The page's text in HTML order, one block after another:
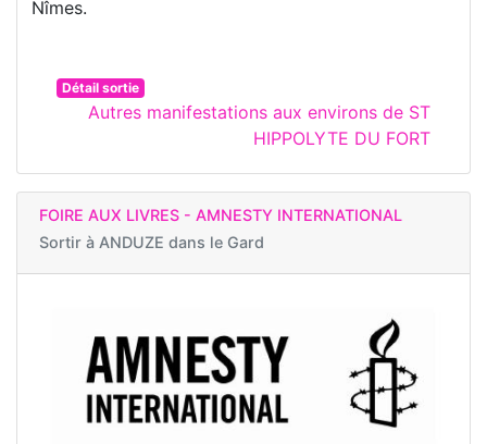
Nîmes.
Détail sortie
Autres manifestations aux environs de ST
HIPPOLYTE DU FORT
FOIRE AUX LIVRES - AMNESTY INTERNATIONAL
Sortir à ANDUZE dans le Gard